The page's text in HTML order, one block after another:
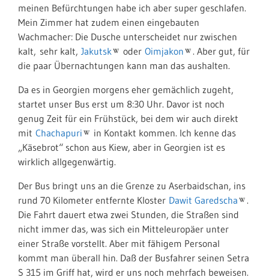
meinen Befürchtungen habe ich aber super geschlafen.
Mein Zimmer hat zudem einen eingebauten
Wachmacher: Die Dusche unterscheidet nur zwischen
kalt, sehr kalt, Jakutsk oder Oimjakon
. Aber gut, für
die paar Übernachtungen kann man das aushalten.
Da es in Georgien morgens eher gemächlich zugeht,
startet unser Bus erst um 8:30 Uhr. Davor ist noch
genug Zeit für ein Frühstück, bei dem wir auch direkt
mit Chachapuri
in Kontakt kommen. Ich kenne das
„Käsebrot“ schon aus Kiew, aber in Georgien ist es
wirklich allgegenwärtig.
Der Bus bringt uns an die Grenze zu Aserbaidschan, ins
rund 70 Kilometer entfernte Kloster Dawit Garedscha
.
Die Fahrt dauert etwa zwei Stunden, die Straßen sind
nicht immer das, was sich ein Mitteleuropäer unter
einer Straße vorstellt. Aber mit fähigem Personal
kommt man überall hin. Daß der Busfahrer seinen Setra
S 315 im Griff hat, wird er uns noch mehrfach beweisen.